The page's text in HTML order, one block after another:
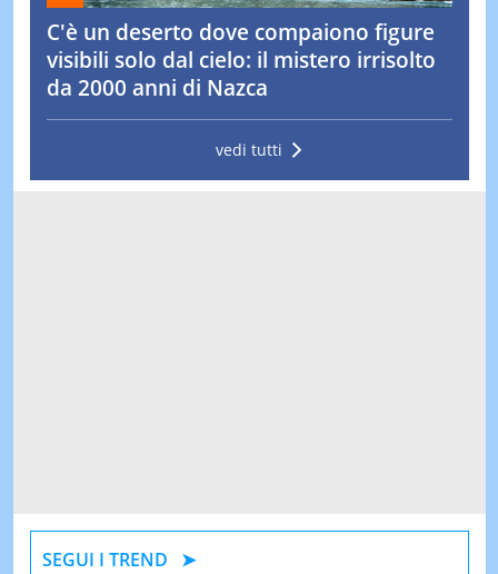
C'è un deserto dove compaiono figure
visibili solo dal cielo: il mistero irrisolto
da 2000 anni di Nazca
vedi tutti
SEGUI I TREND